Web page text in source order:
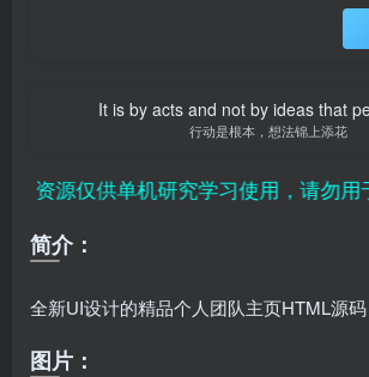
It is by acts and not by ideas that
行动是根本，想法锦上添花
源仅供单机研究学习使用，请勿用于
简介：
全新UI设计的精品个人团队主页HTML源码
图片：